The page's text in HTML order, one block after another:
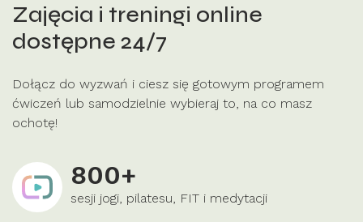
Zajęcia i treningi online
dostępne 24/7
Dołącz do wyzwań i ciesz się gotowym programem
ćwiczeń lub samodzielnie wybieraj to, na co masz
ochotę!
800+
sesji jogi, pilatesu, FIT i medytacji